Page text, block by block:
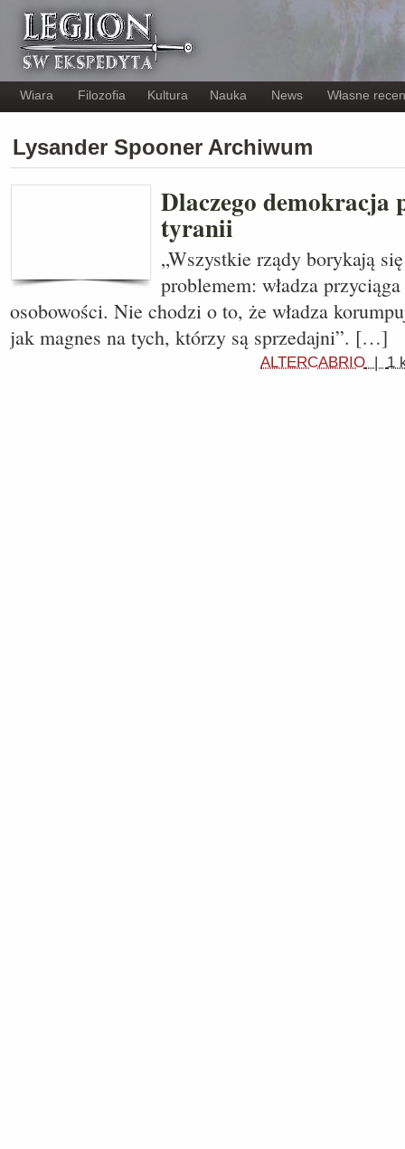
Wiara Filozofia Kultura Nauka News Własne
Lysander Spooner Archiwum
Dlaczego demokracja
tyranii
„Wszystkie rządy borykają
problemem: władza
osobowości. Nie chodzi o to, że władza
jak magnes na tych, którzy są sprzedajni”. […]
ALTERCABRIO | 1